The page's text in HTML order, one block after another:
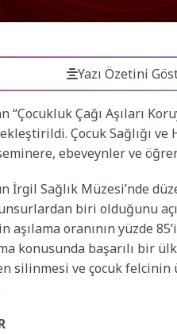
Yazı Özetini
Çağı Aşıları
Çocuk Sağlığı ve
ebeveynler ve
İrgil Sağlık Müzesi’nde
biri olduğunu
aşılama oranının yüzde
konusunda başarılı bir
silinmesi ve çocuk felcinin